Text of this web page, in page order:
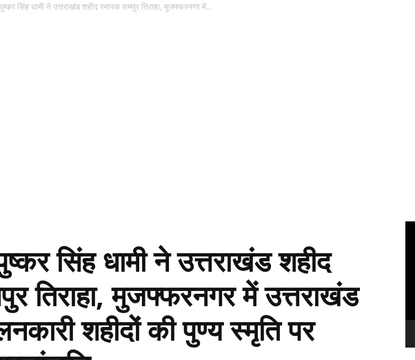
सिंह धामी ने उत्तराखंड शहीद स्मारक रामपुर तिराहा, मुजफ्फरनगर में...
सिंह धामी ने उत्तराखंड शहीद
तिराहा, मुजफ्फरनगर में उत्तराखंड
शहीदों की पुण्य स्मृति पर